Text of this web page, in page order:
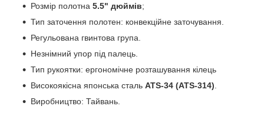
Розмір полотна 5.5" дюймів;
Тип заточення полотен: конвекційне заточування.
Регульована гвинтова група.
Незнімний упор під палець.
Тип рукоятки: ергономічне розташування кілець
Високоякісна японська сталь ATS-34 (ATS-314)
Виробництво: Тайвань.